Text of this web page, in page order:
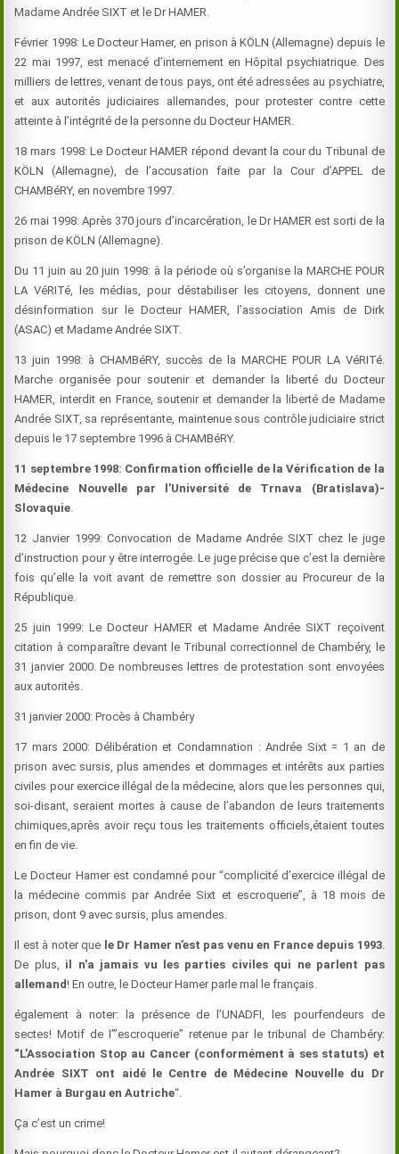
Madame Andrée SIXT et le DrHAMER
Février 1998: Le DocteurHamer, en prison à KÖLN (Allemagne) depuis le
22 mai 1997, est menacé d’internement en Hôpital psychiatrique. Des
milliers de lettres, venant de tous pays, ont été adressées au psychiatre,
et aux autorités judiciaires allemandes, pour protester contre cette
atteinte à l’intégrité de la personne du DocteurHAMER
18 mars 1998: Le DocteurHAMER répond devant la cour du Tribunal de
KÖLN (Allemagne), de l’accusation faite par la Cour d’APPEL de
CHAMBéRY, en novembre 1997.
26 mai 1998: Après 370 jours d’incarcération, le DrHAMER est sorti de la
prison de KÖLN (Allemagne).
Du 11 juin au 20 juin 1998: à la période où s’organise la MARCHE POUR
LA VéRITé, les médias, pour déstabiliser les citoyens, donnent une
désinformation sur le Docteur HAMER , l’association Amis de Dirk
(ASAC) et Madame Andrée SIXT.
13 juin 1998: à CHAMBéRY, succès de la MARCHE POUR LA VéRITé.
Marche organisée pour soutenir et demander la liberté du Docteur
HAMER , interdit en France, soutenir et demander la liberté de Madame
Andrée SIXT, sa représentante, maintenue sous contrôle judiciaire strict
depuis le 17 septembre 1996 à CHAMBéRY.
11 septembre 1998: Confirmation officielle de la Vérification de la
Médecine Nouvelle par l’Université de Trnava (Bratislava)-
Slovaquie
12 Janvier 1999: Convocation de Madame Andrée SIXT chez le juge
d’instruction pour y être interrogée. Le juge précise que c’est la dernière
fois qu’elle la voit avant de remettre son dossier au Procureur de la
République.
25 juin 1999: LeDocteur HAMER et Madame Andrée SIXT reçoivent
citation à comparaître devant le Tribunal correctionnel de Chambéry, le
31 janvier 2000. De nombreuses lettres de protestation sont envoyées
aux autorités.
31 janvier 2000: Procès à Chambéry
17 mars 2000: Délibération et Condamnation : Andrée Sixt = 1 an de
prison avec sursis, plus amendes et dommages et intérêts aux parties
civiles pour exercice illégal de la médecine, alors que les personnes qui,
soi-disant, seraient mortes à cause de l’abandon de leurs traitements
chimiques,après avoir reçu tous les traitements officiels,étaient toutes
en fin de vie.
Le Docteur Hamerest condamné pour “complicité d’exercice illégal de
la médecine commis par Andrée Sixt et escroquerie”, à 18 mois de
prison, dont 9 avec sursis, plus amendes.
Il est à noter que le Dr Hamer n’est pas venu en France depuis 1993.
De plus, il n’a jamais vu les parties civiles qui ne parlent pas
allemand! En outre, le DocteurHamerparle mal le français.
également à noter: la présence de l’UNADFI, les pourfendeurs de
sectes! Motif de l’”escroquerie” retenue par le tribunal de Chambéry:
“L’Association Stop au Cancer (conformément à ses statuts) et
Andrée SIXT ont aidé le Centre de Médecine Nouvelle du Dr
Hamer à Burgau en Autriche“.
Ça c’est un crime!